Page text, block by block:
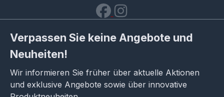
Verpassen Sie keine Angebote und
Neuheiten!
Wir informieren Sie früher über aktuelle Aktionen
und exklusive Angebote sowie über innovative